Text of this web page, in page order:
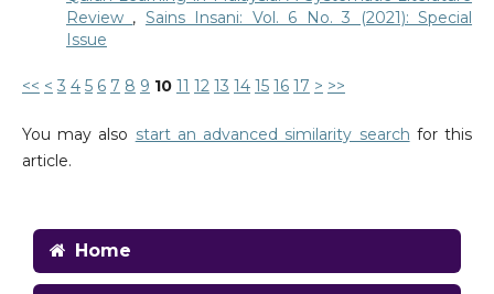
Review , Sains Insani: Vol. 6 No. 3 (2021): Special
Issue
<< < 3 4 5 6 7 8 9 10 11 12 13 14 15 16 17 > >>
You may also start an advanced similarity search for this
article.
Home